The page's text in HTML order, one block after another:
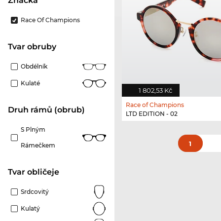
Race Of Champions
Tvar obruby
Obdélník
Kulaté
Druh rámů (obrub)
S Plným
Rámečkem
tvar obličeje
Srdcovitý
Kulatý
1 802,53 Kč
Race of Champions
LTD EDITION - 02
1